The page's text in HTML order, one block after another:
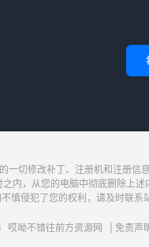
一切修改补丁、注册机和注册
内，从您的电脑中彻底删除上
慎侵犯了您的权利，请及时联
哎呦不错往前方资源网 免责声